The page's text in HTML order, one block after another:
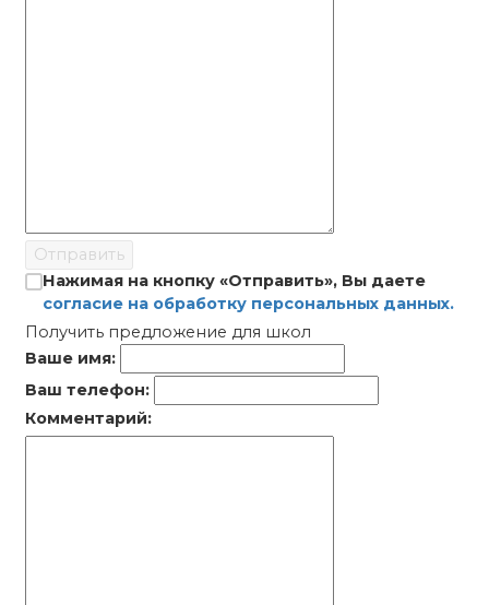
Отправить
Нажимая на кнопку «Отправить», Вы даете
согласие на обработку персональных данных.
Получить предложение для школ
Ваше имя:
Ваш телефон:
Комментарий: